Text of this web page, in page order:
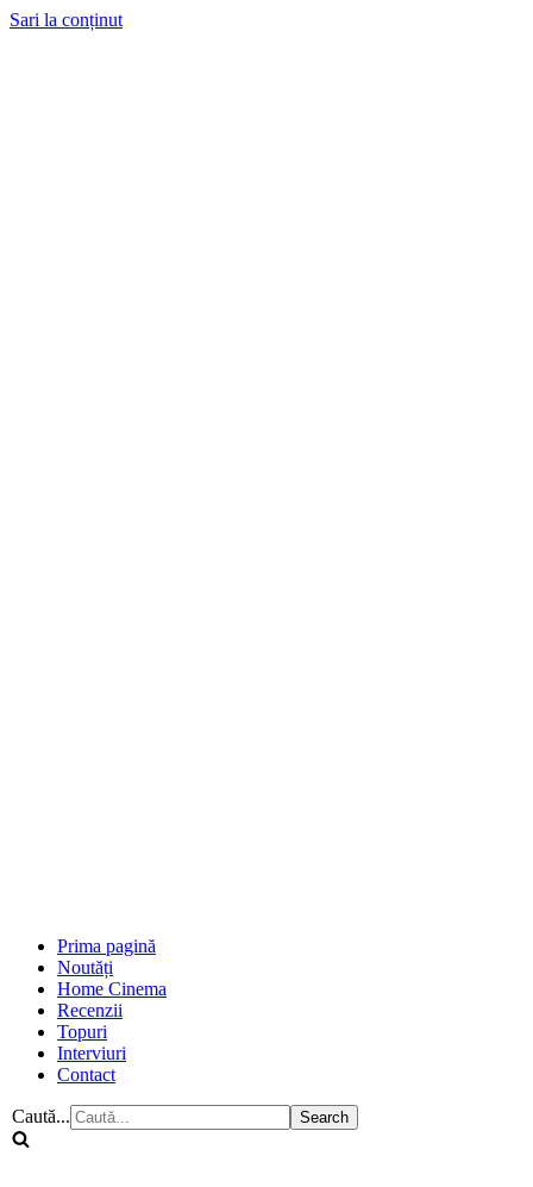
Sari la conținut
Prima pagină
Noutăți
Home Cinema
Recenzii
Topuri
Interviuri
Contact
Caută...